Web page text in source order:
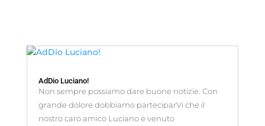
AdDio Luciano!
Non sempre possiamo dare buone notizie. Con
grande dolore dobbiamo parteciparVi che il
nostro caro amico Luciano è venuto